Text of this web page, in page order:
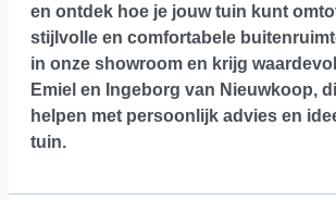
en ontdek hoe je jouw tuin kunt
stijlvolle en comfortabele
in onze showroom en krijg
Emiel en Ingeborg van Nieuwkoop,
helpen met persoonlijk advies en
tuin.